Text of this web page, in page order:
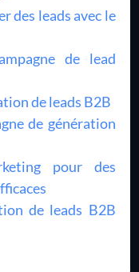
des leads avec le
de lead
de leads B2B
de génération
pour des
de leads B2B